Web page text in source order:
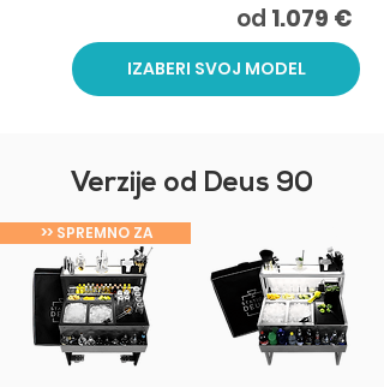
od 1.079 €
IZABERI SVOJ MODEL
Verzije od Deus 90
>> SPREMNO ZA
ISPORUKU >>